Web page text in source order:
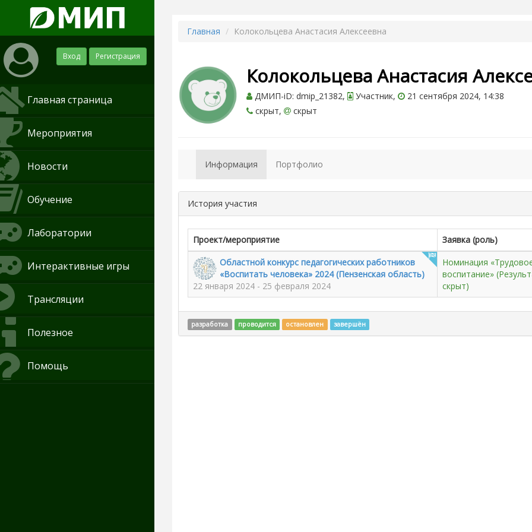
Вход Регистрация
Главная страница
Мероприятия
Новости
Обучение
Лаборатории
Интерактивные игры
Трансляции
Полезное
Помощь
Главная Колокольцева Анастасия Алексеевна
Колокольцева Анастасия
ДМИП-iD: dmip_21382, Участник,
21 сентября 2024, 14:38
скрыт,
скрыт
Информация Портфолио
История участия
Проект/мероприятие
Заявка (роль)
Областной конкурс педагогических работников
«Воспитать человека» 2024 (Пензенская область)
22 января 2024 - 25 февраля 2024
Номинация
воспитание»
скрыт)
разработка проводится остановлен завершён